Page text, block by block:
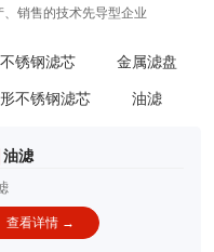
销售的技术先导型企业
不锈钢滤芯 金属滤盘
不锈钢滤芯 油滤
油滤
查看详情 →